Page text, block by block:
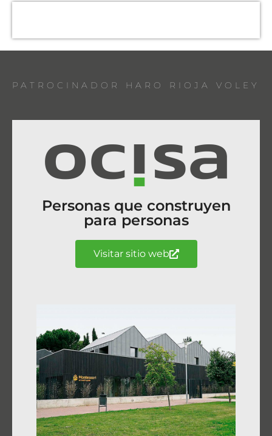
PATROCINADOR HARO RIOJA VOLEY
Personas que construyen
para personas
Visitar sitio web